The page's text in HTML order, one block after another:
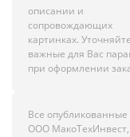
описании и
сопровождающих
картинках. Уточняйте
важные для Вас
при оформлении
Все
ООО